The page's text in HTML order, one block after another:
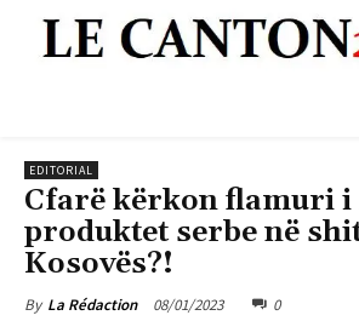
EDITORIAL
Cfarë kërkon flamuri i
produktet serbe në
Kosovës?!
By La Rédaction 08/01/2023 0